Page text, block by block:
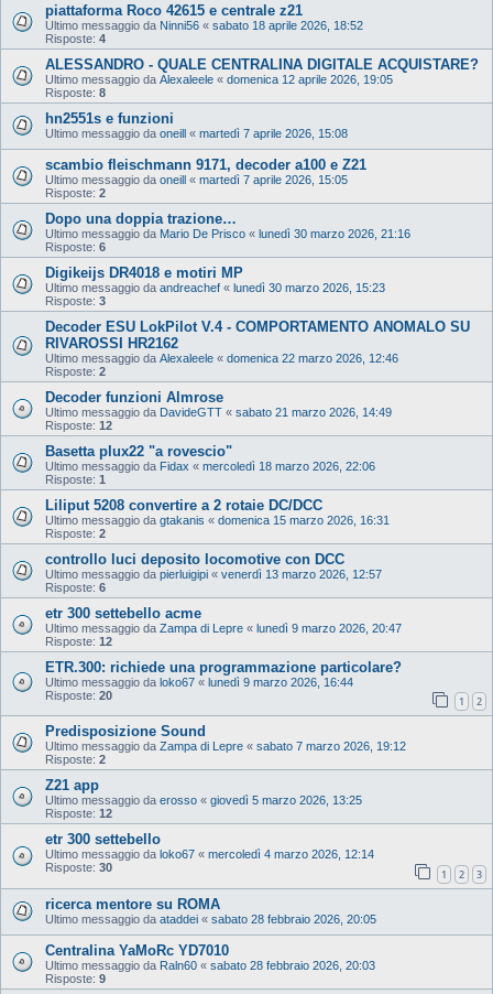
piattaforma Roco 42615 e centrale z21
Ultimo messaggio da Ninni56 « sabato 18 aprile 2026, 18:52
Risposte: 4
ALESSANDRO - QUALE CENTRALINA DIGITALE ACQUISTARE?
Ultimo messaggio da Alexaleele « domenica 12 aprile 2026, 19:05
Risposte: 8
hn2551s e funzioni
Ultimo messaggio da oneill « martedì 7 aprile 2026, 15:08
scambio fleischmann 9171, decoder a100 e Z21
Ultimo messaggio da oneill « martedì 7 aprile 2026, 15:05
Risposte: 2
Dopo una doppia trazione…
Ultimo messaggio da Mario De Prisco « lunedì 30 marzo 2026, 21:16
Risposte: 6
Digikeijs DR4018 e motiri MP
Ultimo messaggio da andreachef « lunedì 30 marzo 2026, 15:23
Risposte: 3
Decoder ESU LokPilot V.4 - COMPORTAMENTO ANOMALO SU
RIVAROSSI HR2162
Ultimo messaggio da Alexaleele « domenica 22 marzo 2026, 12:46
Risposte: 2
Decoder funzioni Almrose
Ultimo messaggio da DavideGTT « sabato 21 marzo 2026, 14:49
Risposte: 12
Basetta plux22 "a rovescio"
Ultimo messaggio da Fidax « mercoledì 18 marzo 2026, 22:06
Risposte: 1
Liliput 5208 convertire a 2 rotaie DC/DCC
Ultimo messaggio da gtakanis « domenica 15 marzo 2026, 16:31
Risposte: 2
controllo luci deposito locomotive con DCC
Ultimo messaggio da pierluigipi « venerdì 13 marzo 2026, 12:57
Risposte: 6
etr 300 settebello acme
Ultimo messaggio da Zampa di Lepre « lunedì 9 marzo 2026, 20:47
Risposte: 12
ETR.300: richiede una programmazione particolare?
Ultimo messaggio da loko67 « lunedì 9 marzo 2026, 16:44
Risposte: 20 1 2
Predisposizione Sound
Ultimo messaggio da Zampa di Lepre « sabato 7 marzo 2026, 19:12
Risposte: 2
Z21 app
Ultimo messaggio da erosso « giovedì 5 marzo 2026, 13:25
Risposte: 12
etr 300 settebello
Ultimo messaggio da loko67 « mercoledì 4 marzo 2026, 12:14
Risposte: 30 1 2 3
ricerca mentore su ROMA
Ultimo messaggio da ataddei « sabato 28 febbraio 2026, 20:05
Centralina YaMoRc YD7010
Ultimo messaggio da Raln60 « sabato 28 febbraio 2026, 20:03
Risposte: 9